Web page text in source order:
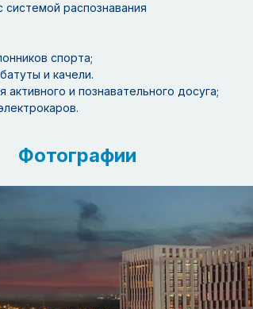
распознавания
спорта;
и качели.
и познавательного досуга;
Фотографии